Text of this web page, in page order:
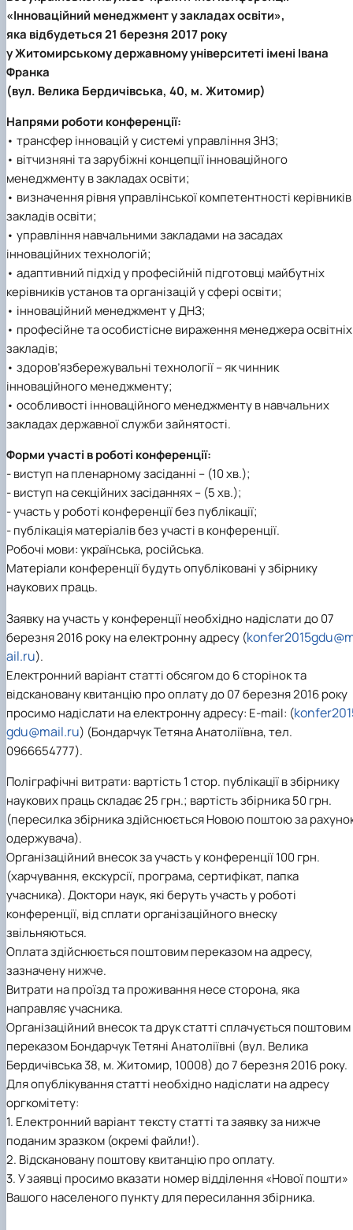
Кафедра англійської філології
Кафедра фізичної культури і спорту
Кафедра філософії та міжнародної
комунікації
Кафедра культурології
«Інноваційний менеджмент у закладах освіти»,
яка відбудеться 21 березня 2017 року
у Житомирському державному університеті імені Івана
Франка
(вул. Велика Бердичівська, 40, м. Житомир)
Напрями роботи конференції:
• трансфер інновацій у системі управління ЗНЗ;
• вітчизняні та зарубіжні концепції інноваційного
менеджменту в закладах освіти;
• визначення рівня управлінської компетентності керівників
закладів освіти;
• управління навчальними закладами на засадах
інноваційних технологій;
• адаптивний підхід у професійній підготовці майбутніх
керівників установ та організацій у сфері освіти;
• інноваційний менеджмент у ДНЗ;
• професійне та особистісне вираження менеджера освітніх
закладів;
• здоров’язбережувальні технології – як чинник
інноваційного менеджменту;
• особливості інноваційного менеджменту в навчальних
закладах державної служби зайнятості.
Форми участі в роботі конференції:
- виступ на пленарному засіданні – (10 хв.);
- виступ на секційних засіданнях – (5 хв.);
- участь у роботі конференції без публікації;
- публікація матеріалів без участі в конференції.
Робочі мови: українська, російська.
Матеріали конференції будуть опубліковані у збірнику
наукових праць.
Заявку на участь у конференції необхідно надіслати до 07
березня 2016 року на електронну адресу (
ail.ru).
Електронний варіант статті обсягом до 6 сторінок та
відскановану квитанцію про оплату до 07 березня 2016 року
просимо надіслати на електронну адресу: E-mail: (
gdu@mail.ru) (Бондарчук Тетяна Анатоліївна, тел.
0966654777).
Поліграфічні витрати: вартість 1 стор. публікації в збірнику
наукових праць складає 25 грн.; вартість збірника 50 грн.
(пересилка збірника здійснюється Новою поштою за
одержувача).
Організаційний внесок за участь у конференції 100 грн.
(харчування, екскурсії, програма, сертифікат, папка
учасника). Доктори наук, які беруть участь у роботі
конференції, від сплати організаційного внеску
звільняються.
Оплата здійснюється поштовим переказом на адресу,
зазначену нижче.
Витрати на проїзд та проживання несе сторона, яка
направляє учасника.
Організаційний внесок та друк статті сплачується поштовим
переказом Бондарчук Тетяні Анатоліївні (вул. Велика
Бердичівська 38, м. Житомир, 10008) до 7 березня 2016 року.
Для опублікування статті необхідно надіслати на адресу
оргкомітету:
1. Електронний варіант тексту статті та заявку за нижче
поданим зразком (окремі файли!).
2. Відскановану поштову квитанцію про оплату.
3. У заявці просимо вказати номер відділення «Нової пошти»
Вашого населеного пункту для пересилання збірника.